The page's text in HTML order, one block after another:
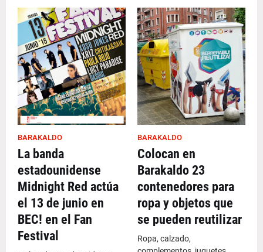
BARAKALDO
La banda
estadounidense
Midnight Red actúa
el 13 de junio en
BEC! en el Fan
Festival
BARAKALDO
Colocan en
Barakaldo 23
contenedores para
ropa y objetos que
se pueden reutilizar
Ropa, calzado,